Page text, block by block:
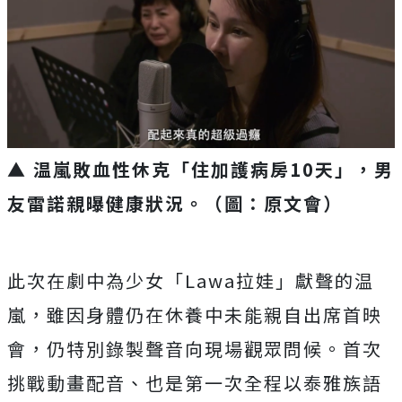
▲ 温嵐敗血性休克「住加護病房10天」，男
友雷諾親曝健康狀況。（圖：原文會）
此次在劇中為少女「Lawa拉娃」獻聲的温
嵐， 雖因身體仍在休養中未能親自出席首映
會， 仍特別錄製聲音向現場觀眾問候。首次
挑戰動畫配音、 也是第一次全程以泰雅族語